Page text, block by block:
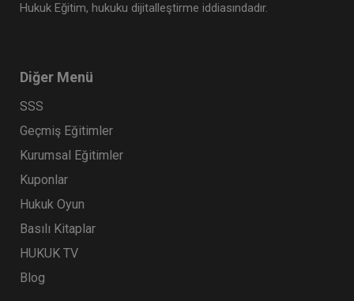
Hukuk Eğitim, hukuku dijitalleştirme iddiasındadır.
Diğer Menü
SSS
Geçmiş Eğitimler
Kurumsal Eğitimler
Kuponlar
Hukuk Oyun
Basılı Kitaplar
HUKUK TV
Blog